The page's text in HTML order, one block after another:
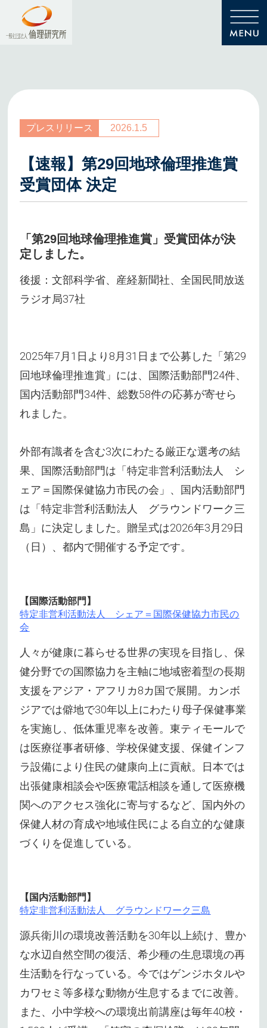
プレスリリース 2026.1.5
【速報】第29回地球倫理推進賞
受賞団体 決定
「第29回地球倫理推進賞」受賞団体が決
定しました。
後援：文部科学省、産経新聞社、全国民間放送
ラジオ局37社
2025年7月1日より8月31日まで公募した「第29
回地球倫理推進賞」には、国際活動部門24件、
国内活動部門34件、総数58件の応募が寄せら
れました。
外部有識者を含む3次にわたる厳正な選考の結
果、国際活動部門は「特定非営利活動法人 シ
ェア＝国際保健協力市民の会」、国内活動部門
は「特定非営利活動法人 グラウンドワーク三
島」に決定しました。贈呈式は2026年3月29日
（日）、都内で開催する予定です。
【国際活動部門】
特定非営利活動法人 シェア＝国際保健協力市民の
会
人々が健康に暮らせる世界の実現を目指し、保
健分野での国際協力を主軸に地域密着型の長期
支援をアジア・アフリカ8カ国で展開。カンボ
ジアでは僻地で30年以上にわたり母子保健事業
を実施し、低体重児率を改善。東ティモールで
は医療従事者研修、学校保健支援、保健インフ
ラ設備により住民の健康向上に貢献。日本では
出張健康相談会や医療電話相談を通して医療機
関へのアクセス強化に寄与するなど、国内外の
保健人材の育成や地域住民による自立的な健康
づくりを促進している。
【国内活動部門】
特定非営利活動法人 グラウンドワーク三島
源兵衛川の環境改善活動を30年以上続け、豊か
な水辺自然空間の復活、希少種の生息環境の再
生活動を行なっている。今ではゲンジホタルや
カワセミ等多様な動物が生息するまでに改善。
また、小中学校への環境出前講座は毎年40校・